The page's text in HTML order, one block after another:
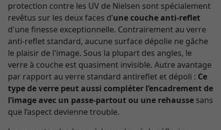
protection contre les UV de Nielsen sont spécialement
revêtus sur les deux faces d’une couche anti-reflet
d'une finesse exceptionnelle. Contrairement au verre
anti-reflet standard, aucune surface dépolie ne gâche
le plaisir de l'image. Sous la plupart des angles, le
verre à couche est quasiment invisible. Autre avantage
par rapport au verre standard antireflet et dépoli : Ce
type de verre peut aussi compléter l’encadrement de
l’image avec un passe-partout ou une rehausse sans
que l’aspect devienne trouble.